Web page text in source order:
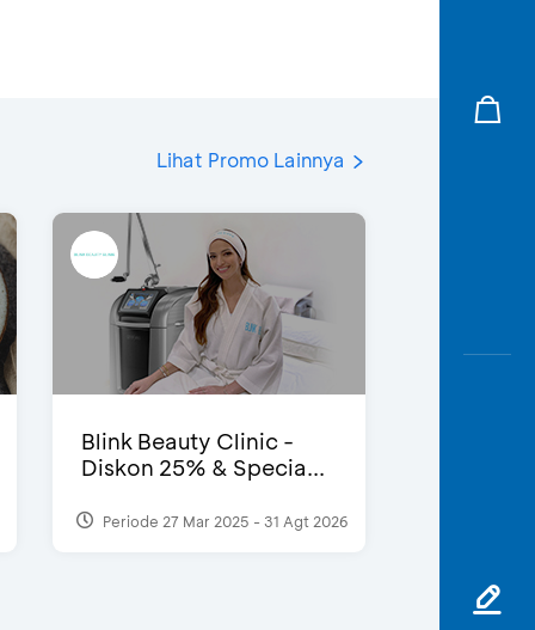
Lihat Promo Lainnya
Blink Beauty Clinic -
Diskon 25% & Specia...
Periode 27 Mar 2025 - 31 Agt 2026